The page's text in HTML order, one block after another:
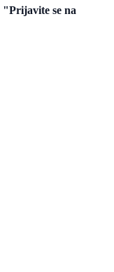
"Prijavite se na